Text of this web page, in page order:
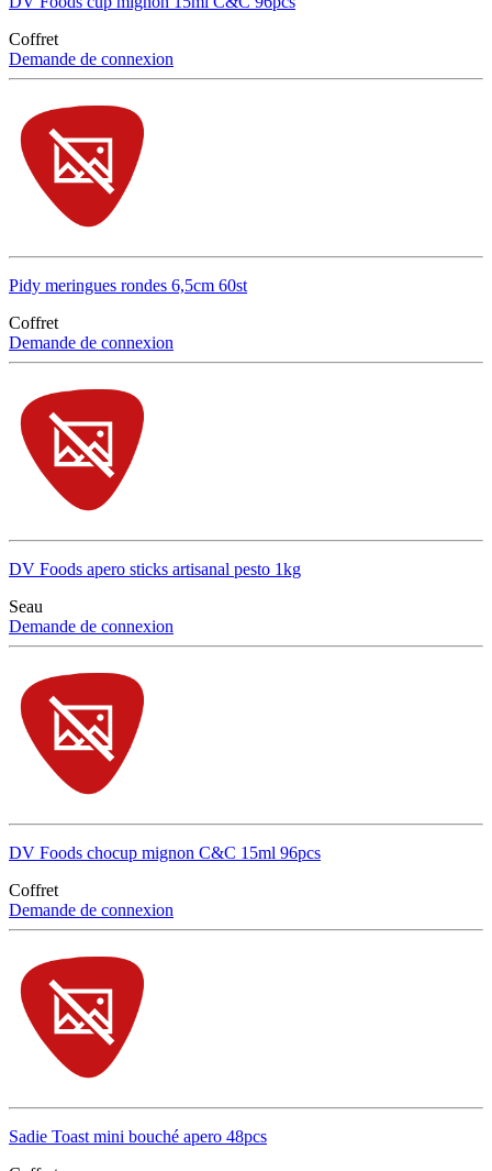
Coffret
Demande de connexion
Pidy meringues rondes 6,5cm 60st
Coffret
Demande de connexion
DV Foods apero sticks artisanal pesto 1kg
Seau
Demande de connexion
DV Foods chocup mignon C&C 15ml 96pcs
Coffret
Demande de connexion
Sadie Toast mini bouché apero 48pcs